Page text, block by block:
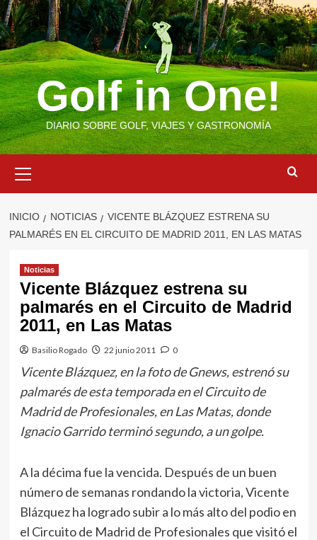
Saltar
al
contenido
Golf in One!
DIARIO SOBRE GOLF, VIAJES Y GASTRONOMÍA
primario
INICIO NOTICIAS
VICENTE BLÁZQUEZ ESTRENA SU
PALMARÉS EN EL CIRCUITO DE MADRID 2011, EN LAS MATAS
Noticias
Vicente Blázquez estrena su
palmarés en el Circuito de Madrid
2011, en Las Matas
Basilio Rogado 22 junio 2011 0
Vicente Blázquez, en la foto de Gnews, estrenó su
palmarés de esta temporada en el Circuito de
Madrid de Profesionales, en Las Matas, donde
Ignacio Garrido terminó segundo, a un golpe.
A la décima fue la vencida. Después de un buen
número de semanas rondando la victoria, Vicente
Blázquez ha logrado subir a lo más alto del podio en
el Circuito de Madrid de Profesionales que visitó el